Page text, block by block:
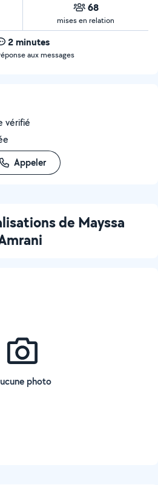
68
mises en relation
2 minutes
aux messages
vérifié
Appeler
de Mayssa
photo